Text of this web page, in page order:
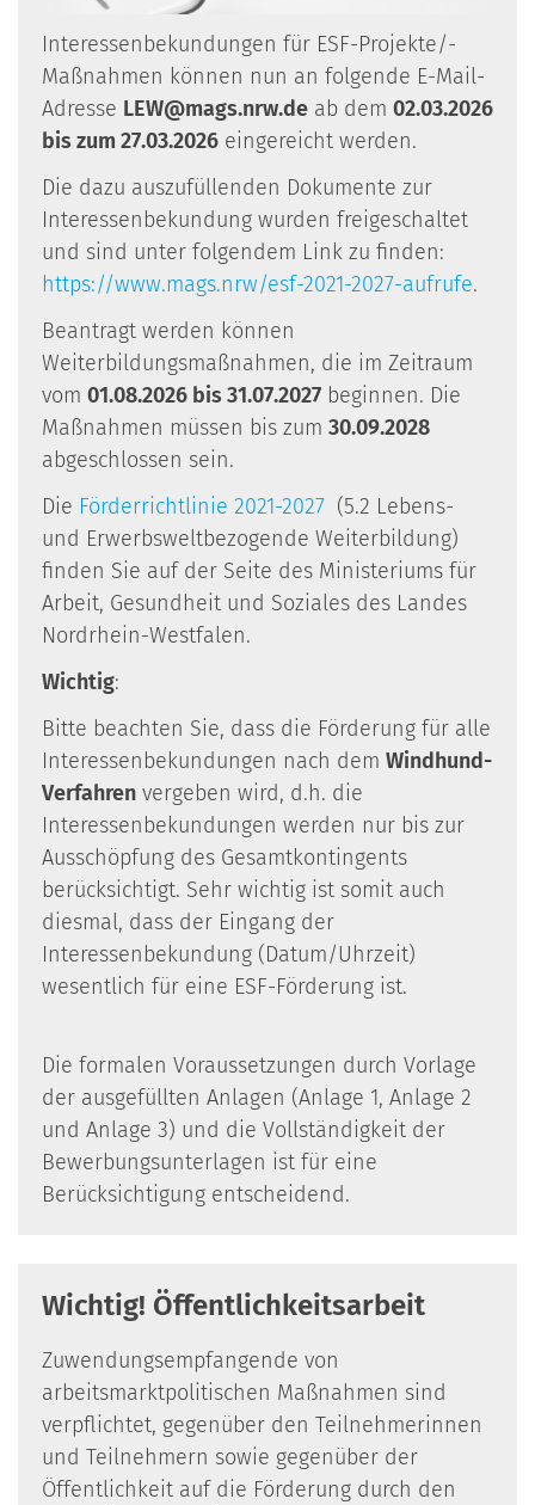
Interessenbekundungen für ESF-Projekte/-
Maßnahmen können nun an folgende E-Mail-
Adresse LEW@mags.nrw.de ab dem 02.03.2026
bis zum 27.03.2026 eingereicht werden.
Die dazu auszufüllenden Dokumente zur
Interessenbekundung wurden freigeschaltet
und sind unter folgendem Link zu finden:
https://www.mags.nrw/esf-2021-2027-aufrufe.
Beantragt werden können
Weiterbildungsmaßnahmen, die im Zeitraum
vom 01.08.2026 bis 31.07.2027 beginnen. Die
Maßnahmen müssen bis zum 30.09.2028
abgeschlossen sein.
Die Förderrichtlinie 2021-2027 (5.2 Lebens-
und Erwerbsweltbezogende Weiterbildung)
finden Sie auf der Seite des Ministeriums für
Arbeit, Gesundheit und Soziales des Landes
Nordrhein-Westfalen.
Wichtig:
Bitte beachten Sie, dass die Förderung für alle
Interessenbekundungen nach dem Windhund-
Verfahren vergeben wird, d.h. die
Interessenbekundungen werden nur bis zur
Ausschöpfung des Gesamtkontingents
berücksichtigt. Sehr wichtig ist somit auch
diesmal, dass der Eingang der
Interessenbekundung (Datum/Uhrzeit)
wesentlich für eine ESF-Förderung ist.
Die formalen Voraussetzungen durch Vorlage
der ausgefüllten Anlagen (Anlage 1, Anlage 2
und Anlage 3) und die Vollständigkeit der
Bewerbungsunterlagen ist für eine
Berücksichtigung entscheidend.
Wichtig! Öffentlichkeitsarbeit
Zuwendungsempfangende von
arbeitsmarktpolitischen Maßnahmen sind
verpflichtet, gegenüber den Teilnehmerinnen
und Teilnehmern sowie gegenüber der
Öffentlichkeit auf die Förderung durch den